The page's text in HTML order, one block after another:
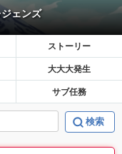
ェンズ
ストーリー
大大大発生
サブ任務